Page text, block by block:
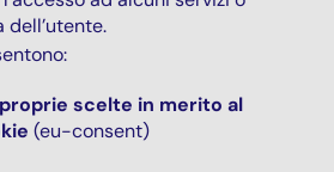
dell’utente.
scelte in merito al
(eu-consent)